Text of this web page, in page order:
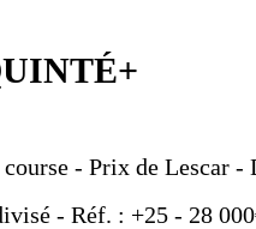
- Prix de Lescar -
- Réf. : +25 - 28